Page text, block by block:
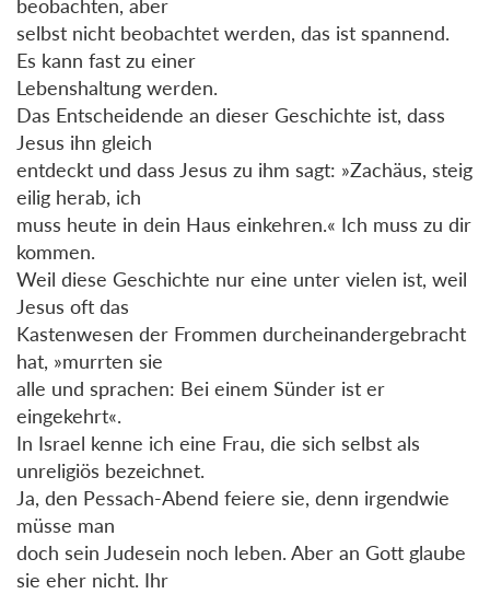
beobachten, aber
selbst nicht beobachtet werden, das ist spannend.
Es kann fast zu einer
Lebenshaltung werden.
Das Entscheidende an dieser Geschichte ist, dass
Jesus ihn gleich
entdeckt und dass Jesus zu ihm sagt: »Zachäus, steig
eilig herab, ich
muss heute in dein Haus einkehren.« Ich muss zu dir
kommen.
Weil diese Geschichte nur eine unter vielen ist, weil
Jesus oft das
Kastenwesen der Frommen durcheinandergebracht
hat, »murrten sie
alle und sprachen: Bei einem Sünder ist er
eingekehrt«.
In Israel kenne ich eine Frau, die sich selbst als
unreligiös bezeichnet.
Ja, den Pessach-Abend feiere sie, denn irgendwie
müsse man
doch sein Judesein noch leben. Aber an Gott glaube
sie eher nicht. Ihr